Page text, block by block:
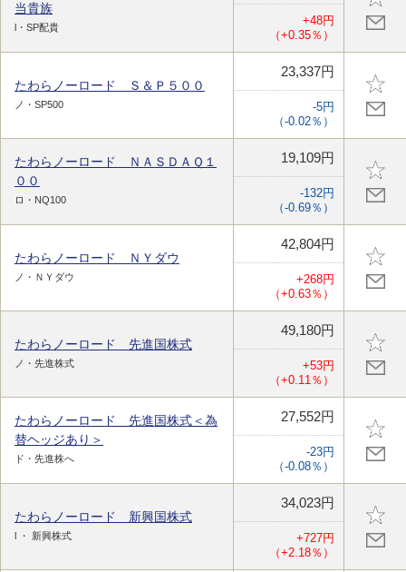
当貴族
l・SP配貴
+48円
（+0.35％）
たわらノーロード Ｓ＆Ｐ５００
ノ・SP500
23,337円
-5円
（-0.02％）
たわらノーロード ＮＡＳＤＡＱ１
００
ロ・NQ100
19,109円
-132円
（-0.69％）
たわらノーロード ＮＹダウ
ノ・ＮＹダウ
42,804円
+268円
（+0.63％）
たわらノーロード 先進国株式
ノ・先進株式
49,180円
+53円
（+0.11％）
たわらノーロード 先進国株式＜為
替ヘッジあり＞
ド・先進株へ
27,552円
-23円
（-0.08％）
たわらノーロード 新興国株式
l ・ 新興株式
34,023円
+727円
（+2.18％）